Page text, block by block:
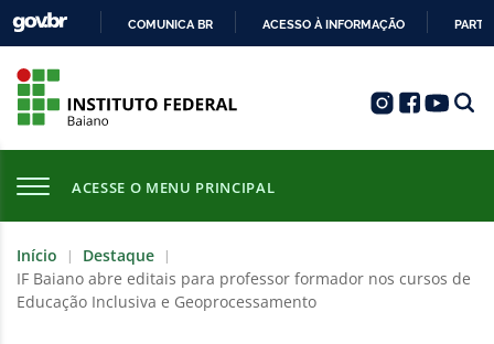
COMUNICA BR ACESSO À INFORMAÇÃO
ACESSE O MENU PRINCIPAL
Início | Destaque |
IF Baiano abre editais para professor formador nos cursos de
Educação Inclusiva e Geoprocessamento